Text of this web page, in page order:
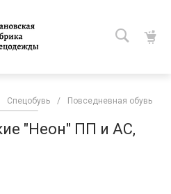
Спецобувь / Повседневная обувь
"Неон" ПП и АС,